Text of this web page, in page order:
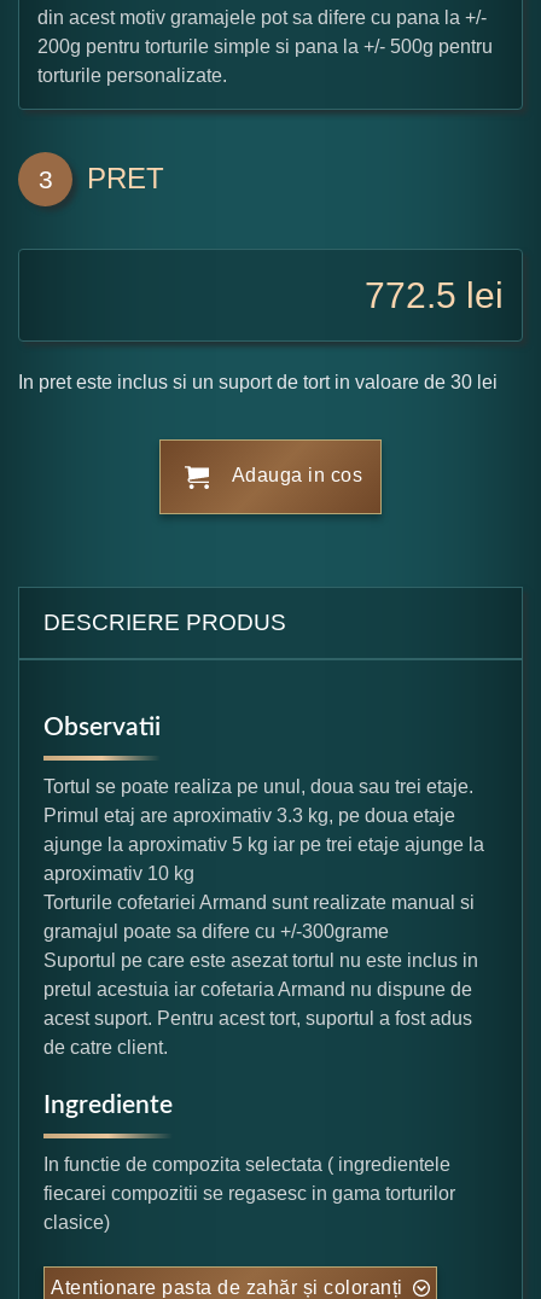
din acest motiv gramajele pot sa difere cu pana la +/-
200g pentru torturile simple si pana la +/- 500g pentru
torturile personalizate.
3 PRET
772.5 lei
In pret este inclus si un suport de tort in valoare de 30 lei
Adauga in cos
DESCRIERE PRODUS
Observatii
Tortul se poate realiza pe unul, doua sau trei etaje.
Primul etaj are aproximativ 3.3 kg, pe doua etaje
ajunge la aproximativ 5 kg iar pe trei etaje ajunge la
aproximativ 10 kg
Torturile cofetariei Armand sunt realizate manual si
gramajul poate sa difere cu +/-300grame
Suportul pe care este asezat tortul nu este inclus in
pretul acestuia iar cofetaria Armand nu dispune de
acest suport. Pentru acest tort, suportul a fost adus
de catre client.
Ingrediente
In functie de compozita selectata ( ingredientele
fiecarei compozitii se regasesc in gama torturilor
clasice)
Atentionare pasta de zahăr și coloranți